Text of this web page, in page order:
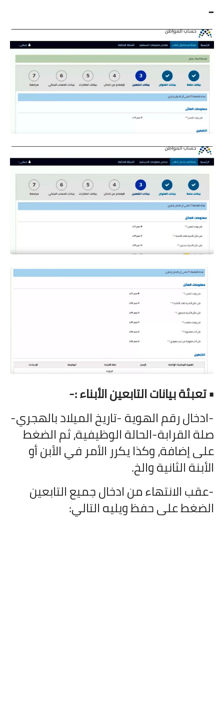
-
• تعبئة بيانات التابعين الأبناء :-
-ادخال رقم الهوية -تاريخ الميلاد بالهجري-
صلة القرابة-الحالة الوظيفية، ثم الضغط
على إضافة، وكذا يكرر الأمر في الأبن أو
الأبنة الثانية والخ.
-عقب الانتهاء من ادخال جميع التابعين
الضغط على حفظ ويليه التالي: